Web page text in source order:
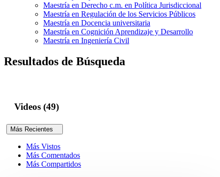
Maestría en Derecho c.m. en Política Jurisdiccional
Maestría en Regulación de los Servicios Públicos
Maestría en Docencia universitaria
Maestría en Cognición Aprendizaje y Desarrollo
Maestría en Ingeniería Civil
Resultados de Búsqueda
Videos (49)
Más Recientes
Más Vistos
Más Comentados
Más Compartidos